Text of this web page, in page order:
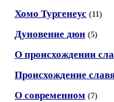
Хомо Тургенеус (11)
Дуновение дюн (5)
О происхождении
Происхождение
О современном (7)